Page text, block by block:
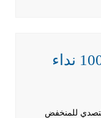
بلدية نابلس تتعامل مع 100 نداء
للمنخفض